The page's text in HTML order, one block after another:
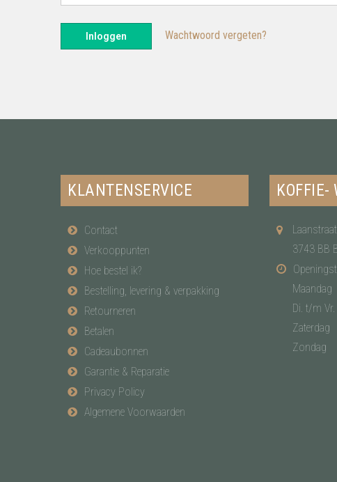
Inloggen Wachtwoord vergeten?
KLANTENSERVICE
Contact
Verkooppunten
Hoe bestel ik?
Bestelling, levering & verpakking
Retourneren
Betalen
Cadeaubonnen
Garantie & Reparatie
Privacy Policy
Algemene Voorwaarden
KOFFIE-
3743 BB
Maandag
Di. t/m Vr.
Zaterdag
Zondag